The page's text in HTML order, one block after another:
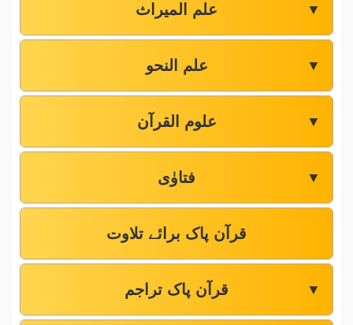
علم المیراث ▼
علم النحو ▼
علوم القرآن ▼
فتاوٰی ▼
قرآن پاک برائے تلاوت
قرآن پاک تراجم ▼